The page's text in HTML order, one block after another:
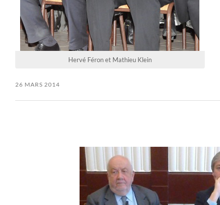
Hervé Féron et Mathieu Klein
26 MARS 2014